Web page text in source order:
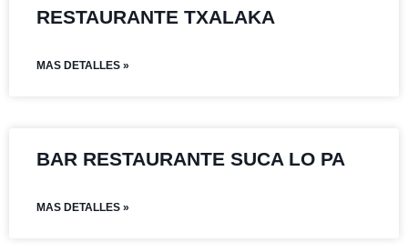
RESTAURANTE TXALAKA
MAS DETALLES »
BAR RESTAURANTE SUCA LO PA
MAS DETALLES »